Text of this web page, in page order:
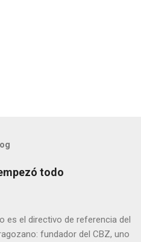
todo
es el directivo de referencia del
fundador del CBZ, uno